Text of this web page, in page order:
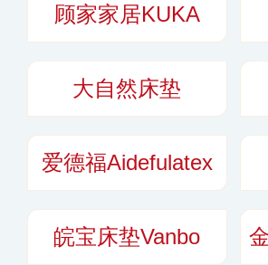
顾家家居KUKA
大自然床垫
爱德福Aidefulatex
皖宝床垫Vanbo